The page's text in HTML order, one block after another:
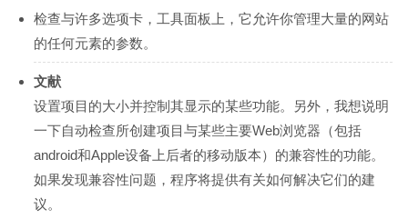
检查与许多选项卡，工具面板上，它允许你管理大量的网站
的任何元素的参数。
文献
设置项目的大小并控制其显示的某些功能。另外，我想说明
一下自动检查所创建项目与某些主要Web浏览器（包括
android和Apple设备上后者的移动版本）的兼容性的功能。
如果发现兼容性问题，程序将提供有关如何解决它们的建
议。